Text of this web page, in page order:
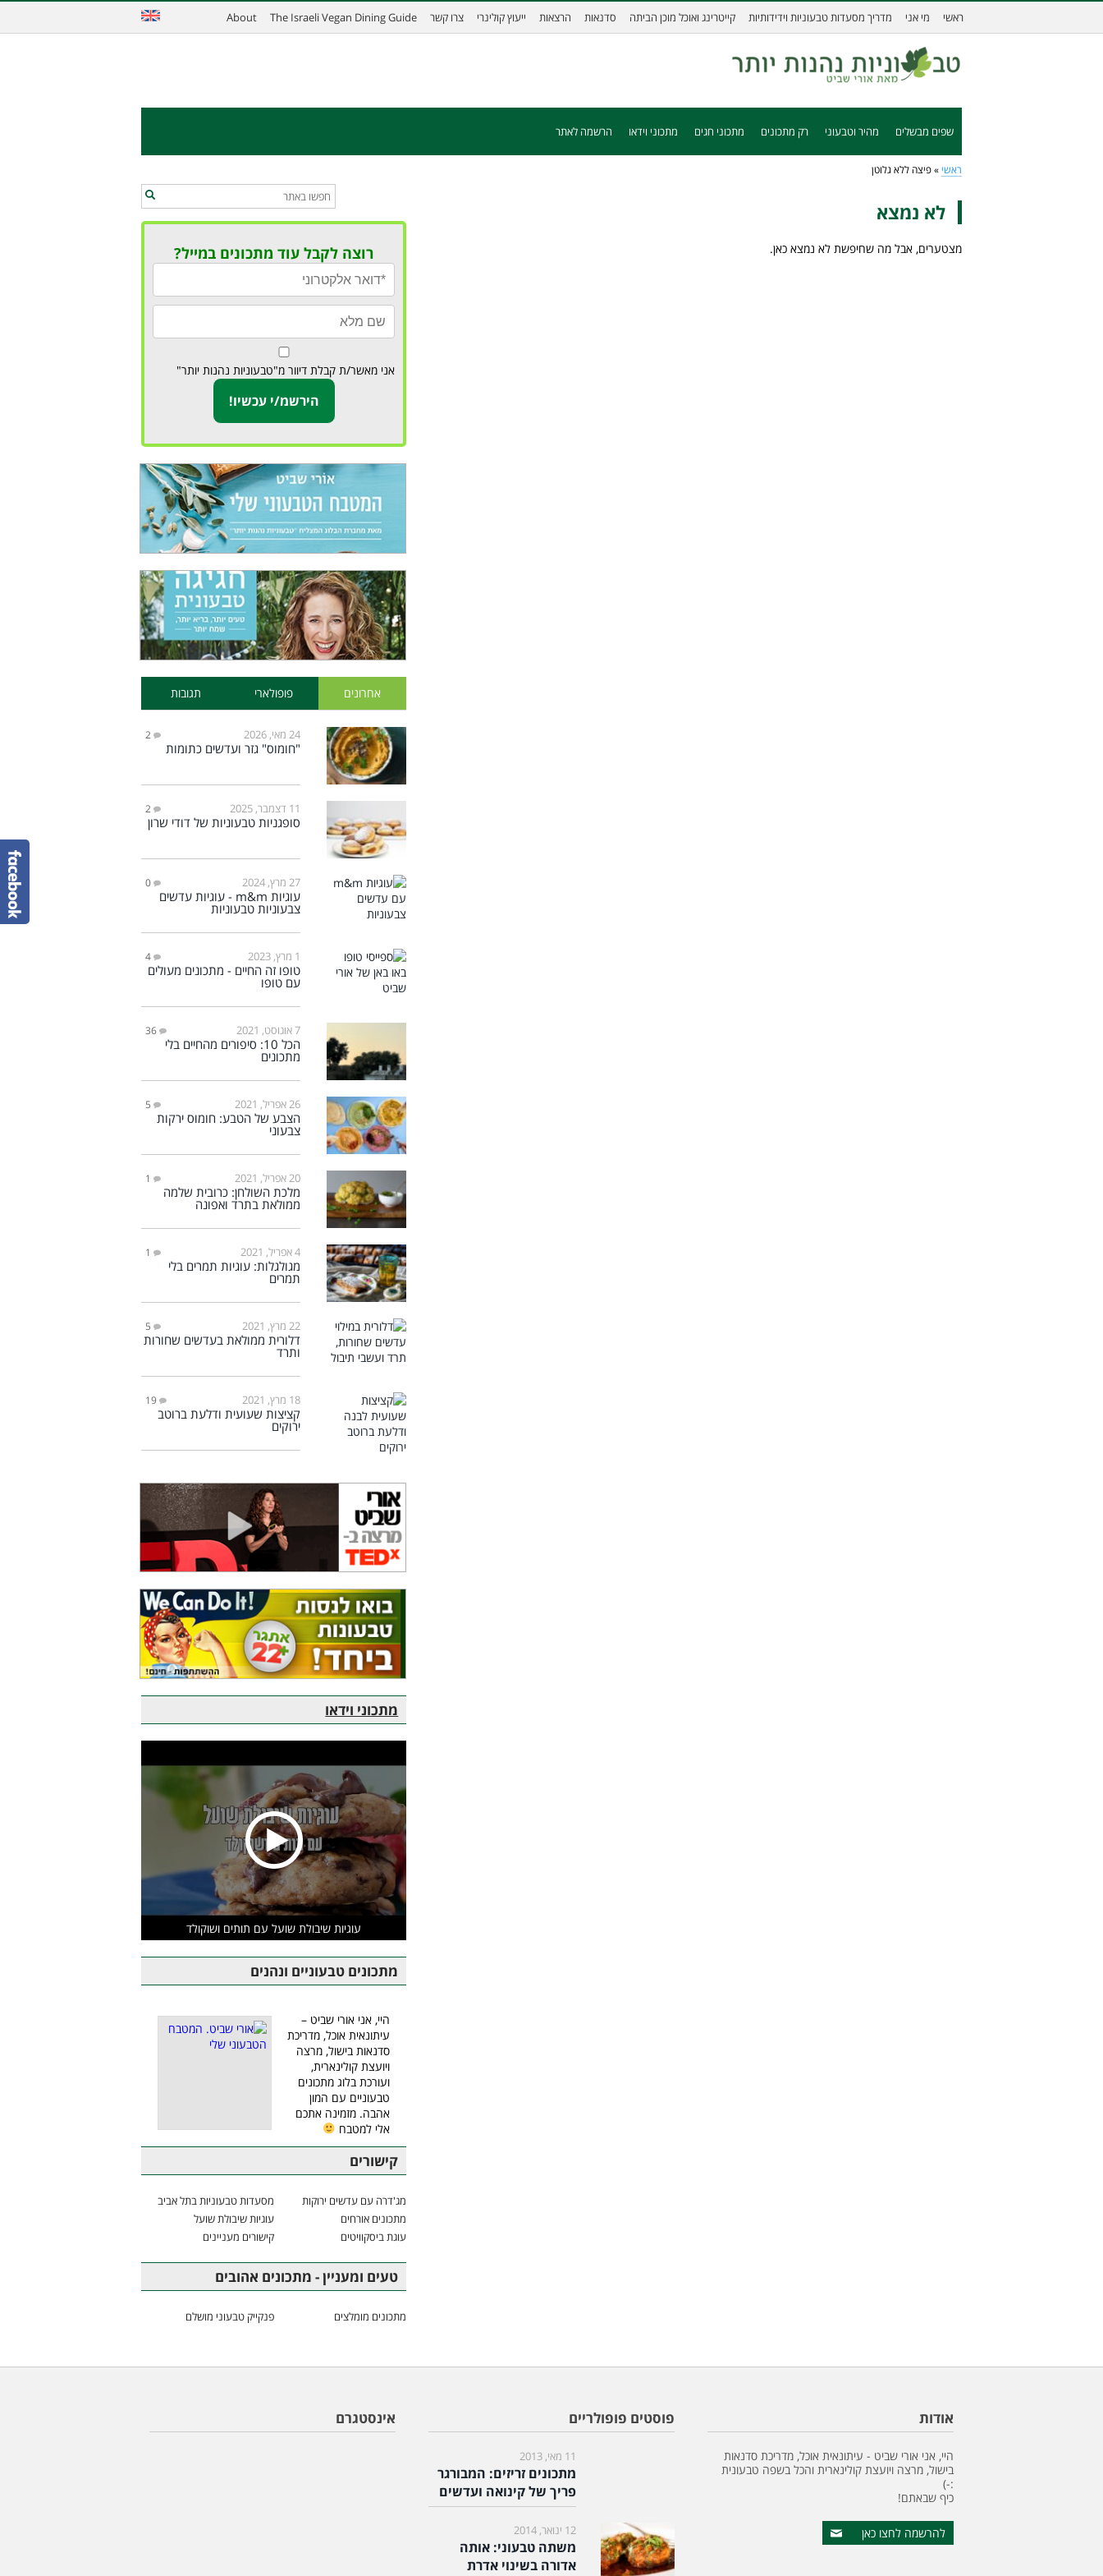
ראשי מי אני מדריך מסעדות טבעוניות וידידותיות קייטרינג ואוכל מוכן הביתה סדנאות הרצאות ייעוץ קולינרי צרו קשר The Israeli Vegan Dining Guide
About
שפים מבשלים מהיר וטבעוני רק מתכונים מתכוני חגים מתכוני וידאו הרשמה לאתר
ראשי » פיצה ללא גלוטן
לא נמצא
מצטערים, אבל מה שחיפשת לא נמצא כאן. רוצה לקבל עוד מתכונים במייל?
אני מאשר/ת קבלת דיוור מ"טבעוניות נהנות יותר"
אחרונים פופולארי תגובות
24 מאי, 2026 2
"חומוס" גזר ועדשים כתומות
11 דצמבר, 2025 2
סופגניות טבעוניות של דודי שרון
27 מרץ, 2024 0
עוגיות m&m - עוגיות עדשים
צבעוניות טבעוניות
1 מרץ, 2023 4
טופו זה החיים - מתכונים מעולים
עם טופו
7 אוגוסט, 2021 36
הכל 10: סיפורים מהחיים בלי
מתכונים
26 אפריל, 2021 5
הצבע של הטבע: חומוס ירקות
צבעוני
20 אפריל, 2021 1
מלכת השולחן: כרובית שלמה
ממולאת בתרד ואפונה
4 אפריל, 2021 1
מגולגלות: עוגיות תמרים בלי
תמרים
22 מרץ, 2021 5
דלורית ממולאת בעדשים שחורות
ותרד
18 מרץ, 2021 19
קציצות שעועית ודלעת ברוטב
ירוקים
מתכוני וידאו
עוגיות שיבולת שועל עם תותים ושוקולד
מתכונים טבעוניים ונהנים
היי, אני אורי שביט –
עיתונאית אוכל, מדריכת
סדנאות בישול, מרצה
ויועצת קולינארית,
ועורכת בלוג מתכונים
טבעוניים עם המון
אהבה. מזמינה אתכם
אלי למטבח
קישורים
מג'דרה עם עדשים ירוקות
מסעדות טבעוניות בתל אביב
מתכונים אורחים
עוגיות שיבולת שועל
עוגת ביסקוויטים
קישורים מעניינים
טעים ומעניין - מתכונים אהובים
מתכונים מומלצים פנקייק טבעוני מושלם
אודות
היי, אני אורי שביט - עיתונאית אוכל, מדריכת סדנאות
בישול, מרצה ויועצת קולינארית והכל בשפה טבעונית
:-)
כיף שבאתם!
להרשמה לחצו כאן
פוסטים פופולריים
11 מאי, 2013
מתכונים זריזים: המבורגר
פריך של קינואה ועדשים
12 ינואר, 2014
משתה טבעוני: אותה
אדורה בשינוי אדרת
אינסטגרם